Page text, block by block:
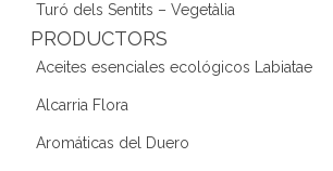
Turó dels Sentits – Vegetàlia
PRODUCTORS
Aceites esenciales ecológicos Labiatae
Alcarria Flora
Aromáticas del Duero